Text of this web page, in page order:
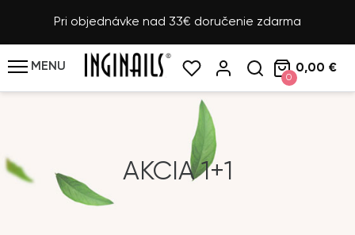
Pri objednávke nad 33€ doručenie zdarma
MENU
0
0,00 €
AKCIA 1+1